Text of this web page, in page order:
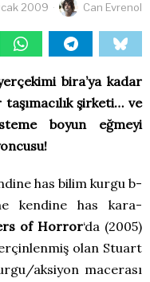
2009 Can Evrenol
bira’ya kadar
şirketi… ve
boyun eğmeyi
has bilim kurgu b-
kendine has kara-
of Horror‘da (2005)
olan Stuart
aksiyon macerası